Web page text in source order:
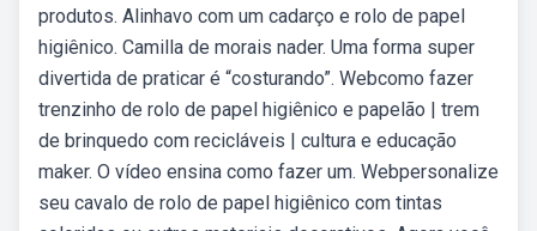
produtos. Alinhavo com um cadarço e rolo de papel
higiênico. Camilla de morais nader. Uma forma super
divertida de praticar é “costurando”. Webcomo fazer
trenzinho de rolo de papel higiênico e papelão | trem
de brinquedo com recicláveis | cultura e educação
maker. O vídeo ensina como fazer um. Webpersonalize
seu cavalo de rolo de papel higiênico com tintas